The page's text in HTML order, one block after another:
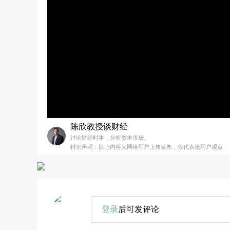
陈欣教授谈财经
讨论财经时事，分析资本市场。
特别声明：以上内容为网络用户上传发布，仅代表该用户观点
登录后可发评论